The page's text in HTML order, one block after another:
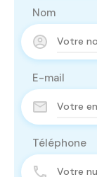
Nom
E-mail
Téléphone